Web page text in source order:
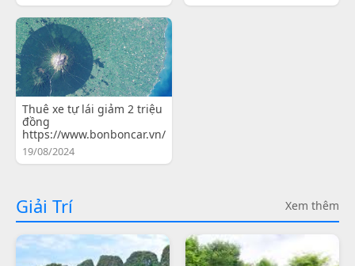
Thuê xe tự lái giảm 2 triệu
đồng
https://www.bonboncar.vn/
19/08/2024
Giải Trí Xem thêm